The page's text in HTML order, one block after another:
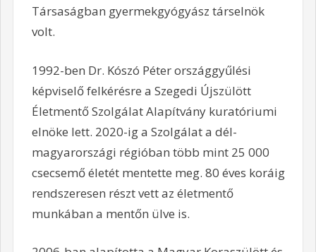
Társaságban gyermekgyógyász társelnök
volt.
1992-ben Dr. Kószó Péter országgyűlési
képviselő felkérésre a Szegedi Újszülött
Életmentő Szolgálat Alapítvány kuratóriumi
elnöke lett. 2020-ig a Szolgálat a dél-
magyarországi régióban több mint 25 000
csecsemő életét mentette meg. 80 éves koráig
rendszeresen részt vett az életmentő
munkában a mentőn ülve is.